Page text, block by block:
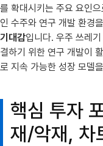
를 확대시키는 주요 요인
인 수주와 연구 개발 환경
기대감입니다. 우주 쓰레
결하기 위한 연구 개발이
로 지속 가능한 성장 모델
핵심 투자
재/악재, 차